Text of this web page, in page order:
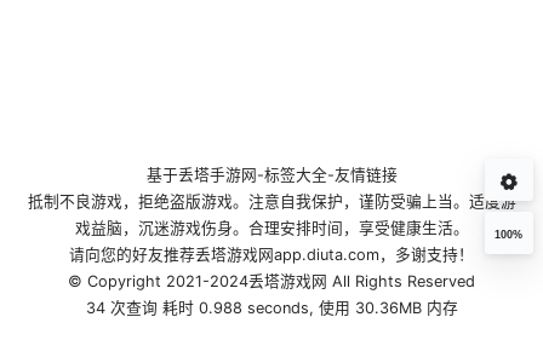
100%
基于丢塔手游网 -标签大全-友情链接
抵制不良游戏，拒绝盗版游戏。注意自我保护，谨防受骗上当。适度游
戏益脑，沉迷游戏伤身。合理安排时间，享受健康生活。
请向您的好友推荐丢塔游戏网app.diuta.com，多谢支持！
© Copyright 2021-2024丢塔游戏网 All Rights Reserved
34 次查询 耗时 0.988 seconds, 使用 30.36MB 内存